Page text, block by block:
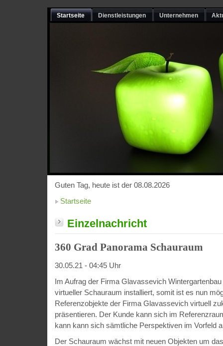
Startseite Dienstleistungen Unternehmen
Guten Tag, heute ist der 08.08.2026
Startseite
Einzelnachricht
360 Grad Panorama Schauraum
30.05.21 - 04:45 Uhr
Im Aufrag der Firma Glavassevich
virtueller Schauraum installiert, somit ist es nun
Referenzobjekte der Firma Glavassevich virtuell
präsentieren. Der Kunde kann sich im
kann kann sich sämtliche Perspektiven im Vorfeld
Der Schauraum wächst mit neuen Objekten um